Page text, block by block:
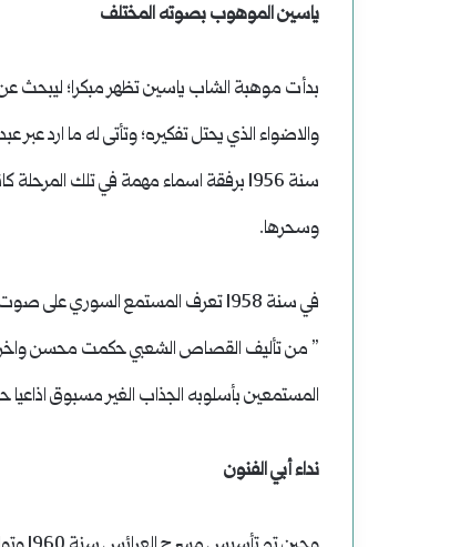
ياسين الموهوب بصوته المختلف
بدأت موهبة الشاب ياسين تظهر مبكرا؛ ليبحث
والاضواء الذي يحتل تفكيره؛ وتأتى له ما ارد
سنة 1956 برفقة اسماء مهمة في تلك
وسحرها.
في سنة 1958 تعرف المستمع السوري
” من تأليف القصاص الشعبي حكمت محسن
المستمعين بأسلوبه الجذاب الغير مسبوق اذاعيا
نداء أبي الفنون